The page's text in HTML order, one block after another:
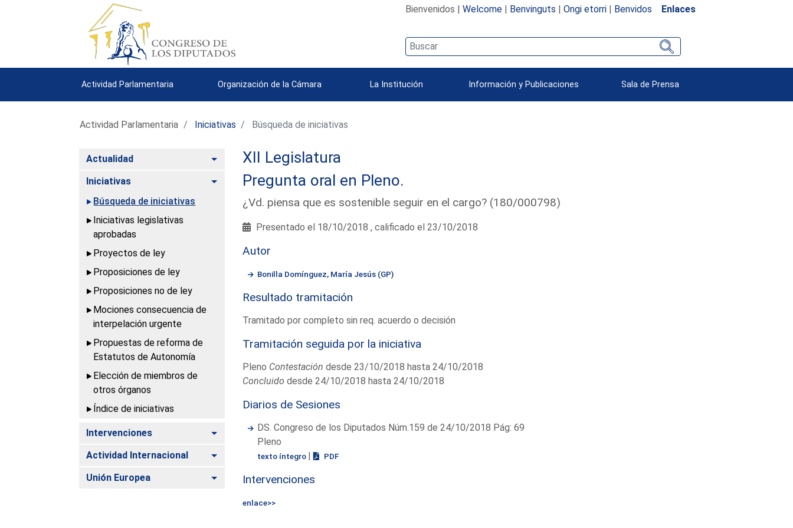
Bienvenidos | Welcome| Benvinguts | Ongi etorri| Benvidos Enlaces
Actividad Parlamentaria Organización de la Cámara La Institución Información y Publicaciones Sala de Prensa
Actividad Parlamentaria Iniciativas Búsqueda de iniciativas
Actualidad Alternar
Iniciativas
Alternar
Búsqueda de iniciativas
Iniciativas legislativas
aprobadas
Proyectos de ley
Proposiciones de ley
Proposiciones no de ley
Mociones consecuencia de
interpelación urgente
Propuestas de reforma de
Estatutos de Autonomía
Elección de miembros de
otros órganos
Índice de iniciativas
Intervenciones Alternar
Actividad Internacional Alternar
Unión Europea Alternar
XII Legislatura
Pregunta oral en Pleno.
¿Vd. piensa que es sostenible seguir en el cargo? (180/000798)
Presentado el 18/10/2018 , calificado el 23/10/2018
Autor
Bonilla Domínguez, María Jesús (GP)
Resultado tramitación
Tramitado por completo sin req. acuerdo o decisión
Tramitación seguida por la iniciativa
Pleno Contestación desde 23/10/2018 hasta 24/10/2018
Concluido desde 24/10/2018 hasta 24/10/2018
Diarios de Sesiones
DS. Congreso de los Diputados Núm.159 de 24/10/2018 Pág: 69
Pleno
texto íntegro | PDF
Intervenciones
enlace>>